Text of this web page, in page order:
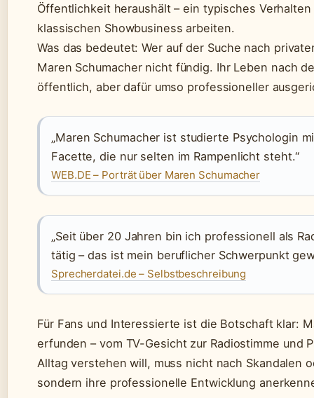
Öffentlichkeit heraushält – ein typisches
klassischen Showbusiness arbeiten.
Was das bedeutet: Wer auf der Suche nach
Maren Schumacher nicht fündig. Ihr Leben nach
öffentlich, aber dafür umso professioneller
„Maren Schumacher ist studierte Psychologin
Facette, die nur selten im Rampenlicht steht.“
WEB.DE – Porträt über Maren Schumacher
„Seit über 20 Jahren bin ich professionell als
tätig – das ist mein beruflicher Schwerpunkt
Sprecherdatei.de – Selbstbeschreibung
Für Fans und Interessierte ist die Botschaft klar:
erfunden – vom TV-Gesicht zur Radiostimme und
Alltag verstehen will, muss nicht nach Skandalen
sondern ihre professionelle Entwicklung